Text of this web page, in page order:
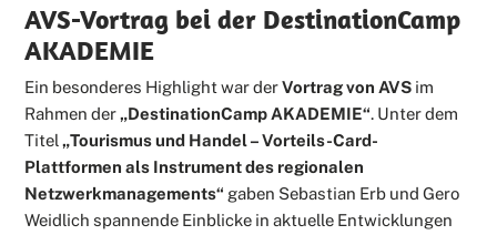
AVS-Vortrag bei der DestinationCamp
AKADEMIE
Ein besonderes Highlight war derVortrag von AVS im
Rahmen der„DestinationCamp AKADEMIE“. Unter dem
Titel„Tourismus und Handel – Vorteils-Card-
Plattformen als Instrument des regionalen
Netzwerkmanagements“ gaben Sebastian Erb und Gero
Weidlich spannende Einblicke in aktuelle Entwicklungen